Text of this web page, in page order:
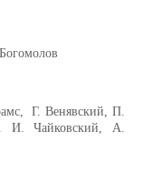
Г. Венявский, П.
И. Чайковский, А.